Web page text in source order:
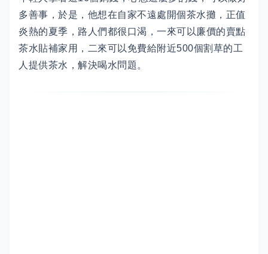
多善事，於是，他想在自家不遠處開個茶水攤，正值
炎熱的夏季，路人們都很口渴，一來可以廉價的賣點
茶水貼補家用，二來可以免費給附近500個割草的工
人提供茶水，解決喝水問題。